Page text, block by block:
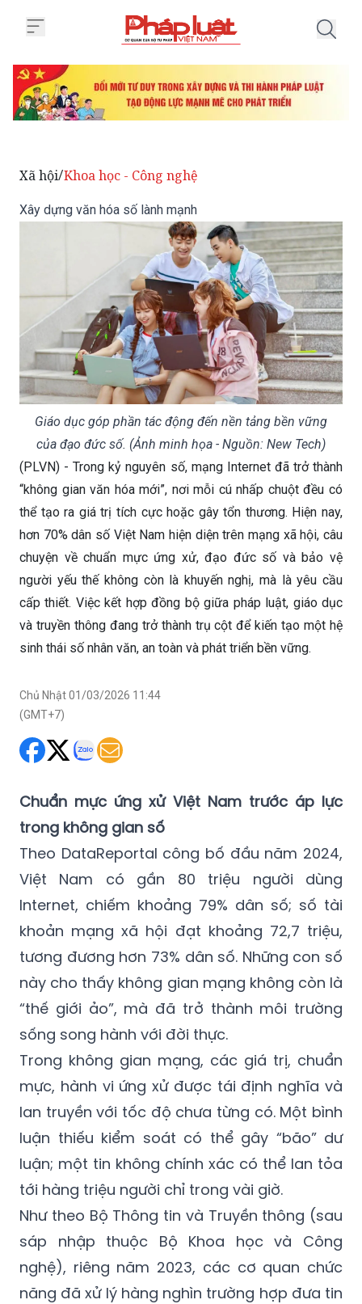
Xã hội/Khoa học - Công nghệ
Xây dựng văn hóa số lành mạnh
Giáo dục góp phần tác động đến nền tảng bền vững
của đạo đức số. (Ảnh minh họa - Nguồn: New Tech)
(PLVN) - Trong kỷ nguyên số, mạng Internet đã trở thành
“không gian văn hóa mới”, nơi mỗi cú nhấp chuột đều có
thể tạo ra giá trị tích cực hoặc gây tổn thương. Hiện nay,
hơn 70% dân số Việt Nam hiện diện trên mạng xã hội, câu
chuyện về chuẩn mực ứng xử, đạo đức số và bảo vệ
người yếu thế không còn là khuyến nghị, mà là yêu cầu
cấp thiết. Việc kết hợp đồng bộ giữa pháp luật, giáo dục
và truyền thông đang trở thành trụ cột để kiến tạo một hệ
sinh thái số nhân văn, an toàn và phát triển bền vững.
Chủ Nhật 01/03/2026 11:44
(GMT+7)
Chuẩn mực ứng xử Việt Nam trước áp lực
trong không gian số
Theo DataReportal công bố đầu năm 2024,
Việt Nam có gần 80 triệu người dùng
Internet, chiếm khoảng 79% dân số; số tài
khoản mạng xã hội đạt khoảng 72,7 triệu,
tương đương hơn 73% dân số. Những con số
này cho thấy không gian mạng không còn là
“thế giới ảo”, mà đã trở thành môi trường
sống song hành với đời thực.
Trong không gian mạng, các giá trị, chuẩn
mực, hành vi ứng xử được tái định nghĩa và
lan truyền với tốc độ chưa từng có. Một bình
luận thiếu kiểm soát có thể gây “bão” dư
luận; một tin không chính xác có thể lan tỏa
tới hàng triệu người chỉ trong vài giờ.
Như theo Bộ Thông tin và Truyền thông (sau
sáp nhập thuộc Bộ Khoa học và Công
nghệ), riêng năm 2023, các cơ quan chức
năng đã xử lý hàng nghìn trường hợp đưa tin